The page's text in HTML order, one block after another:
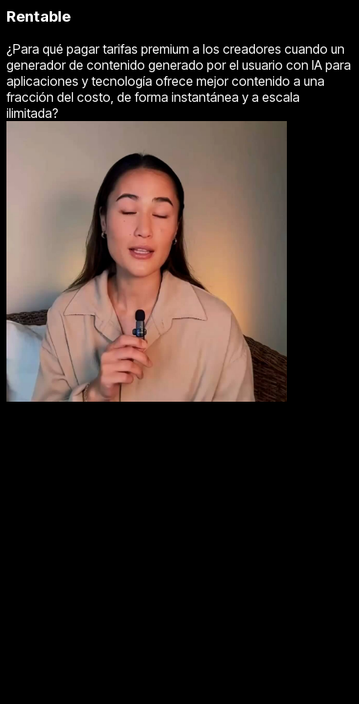
Rentable
¿Para qué pagar tarifas premium a los creadores cuando un
generador de contenido generado por el usuario con IA para
aplicaciones y tecnología ofrece mejor contenido a una
fracción del costo, de forma instantánea y a escala
ilimitada?